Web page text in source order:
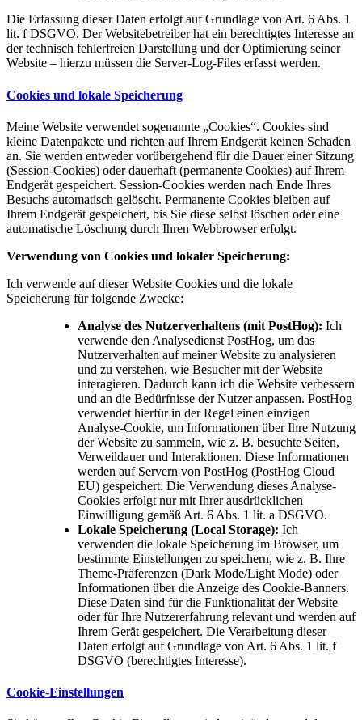
Die Erfassung dieser Daten erfolgt auf Grundlage von Art. 6 Abs. 1
lit. f DSGVO. Der Websitebetreiber hat ein berechtigtes Interesse an
der technisch fehlerfreien Darstellung und der Optimierung seiner
Website – hierzu müssen die Server-Log-Files erfasst werden.
Cookies und lokale Speicherung
Meine Website verwendet sogenannte „Cookies“. Cookies sind
kleine Datenpakete und richten auf Ihrem Endgerät keinen Schaden
an. Sie werden entweder vorübergehend für die Dauer einer Sitzung
(Session-Cookies) oder dauerhaft (permanente Cookies) auf Ihrem
Endgerät gespeichert. Session-Cookies werden nach Ende Ihres
Besuchs automatisch gelöscht. Permanente Cookies bleiben auf
Ihrem Endgerät gespeichert, bis Sie diese selbst löschen oder eine
automatische Löschung durch Ihren Webbrowser erfolgt.
Verwendung von Cookies und lokaler Speicherung:
Ich verwende auf dieser Website Cookies und die lokale
Speicherung für folgende Zwecke:
Analyse des Nutzerverhaltens (mit PostHog): Ich
verwende den Analysedienst PostHog, um das
Nutzerverhalten auf meiner Website zu analysieren
und zu verstehen, wie Besucher mit der Website
interagieren. Dadurch kann ich die Website verbessern
und an die Bedürfnisse der Nutzer anpassen. PostHog
verwendet hierfür in der Regel einen einzigen
Analyse-Cookie, um Informationen über Ihre Nutzung
der Website zu sammeln, wie z. B. besuchte Seiten,
Verweildauer und Interaktionen. Diese Informationen
werden auf Servern von PostHog (PostHog Cloud
EU) gespeichert. Die Verwendung dieses Analyse-
Cookies erfolgt nur mit Ihrer ausdrücklichen
Einwilligung gemäß Art. 6 Abs. 1 lit. a DSGVO.
Lokale Speicherung (Local Storage): Ich
verwenden die lokale Speicherung im Browser, um
bestimmte Einstellungen zu speichern, wie z. B. Ihre
Theme-Präferenzen (Dark Mode/Light Mode) oder
Informationen über die Anzeige des Cookie-Banners.
Diese Daten sind für die Funktionalität der Website
oder für Ihre Nutzererfahrung relevant und werden auf
Ihrem Gerät gespeichert. Die Verarbeitung dieser
Daten erfolgt auf Grundlage von Art. 6 Abs. 1 lit. f
DSGVO (berechtigtes Interesse).
Cookie-Einstellungen